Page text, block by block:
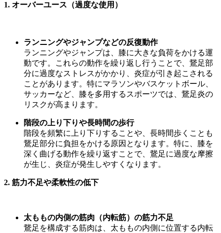
1. オーバーユース（過度な使用）
ランニングやジャンプなどの反復動作
ランニングやジャンプは、膝に大きな負荷をかける運
動です。これらの動作を繰り返し行うことで、鵞足部
分に過度なストレスがかかり、炎症が引き起こされる
ことがあります。特にマラソンやバスケットボール、
サッカーなど、膝を多用するスポーツでは、鵞足炎の
リスクが高まります。
階段の上り下りや長時間の歩行
階段を頻繁に上り下りすることや、長時間歩くことも
鵞足部分に負担をかける原因となります。特に、膝を
深く曲げる動作を繰り返すことで、鵞足に過度な摩擦
が生じ、炎症が発生しやすくなります。
2. 筋力不足や柔軟性の低下
太ももの内側の筋肉（内転筋）の筋力不足
鵞足を構成する筋肉は、太ももの内側に位置する内転